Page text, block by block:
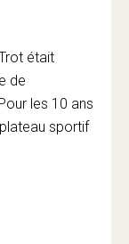
était
de
les 10 ans
sportif